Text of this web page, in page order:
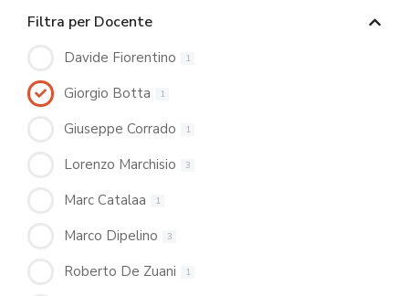
Filtra per Docente
Davide Fiorentino 1
Giorgio Botta 1
Giuseppe Corrado 1
Lorenzo Marchisio 3
Marc Catalaa 1
Marco Dipelino 3
Roberto De Zuani 1